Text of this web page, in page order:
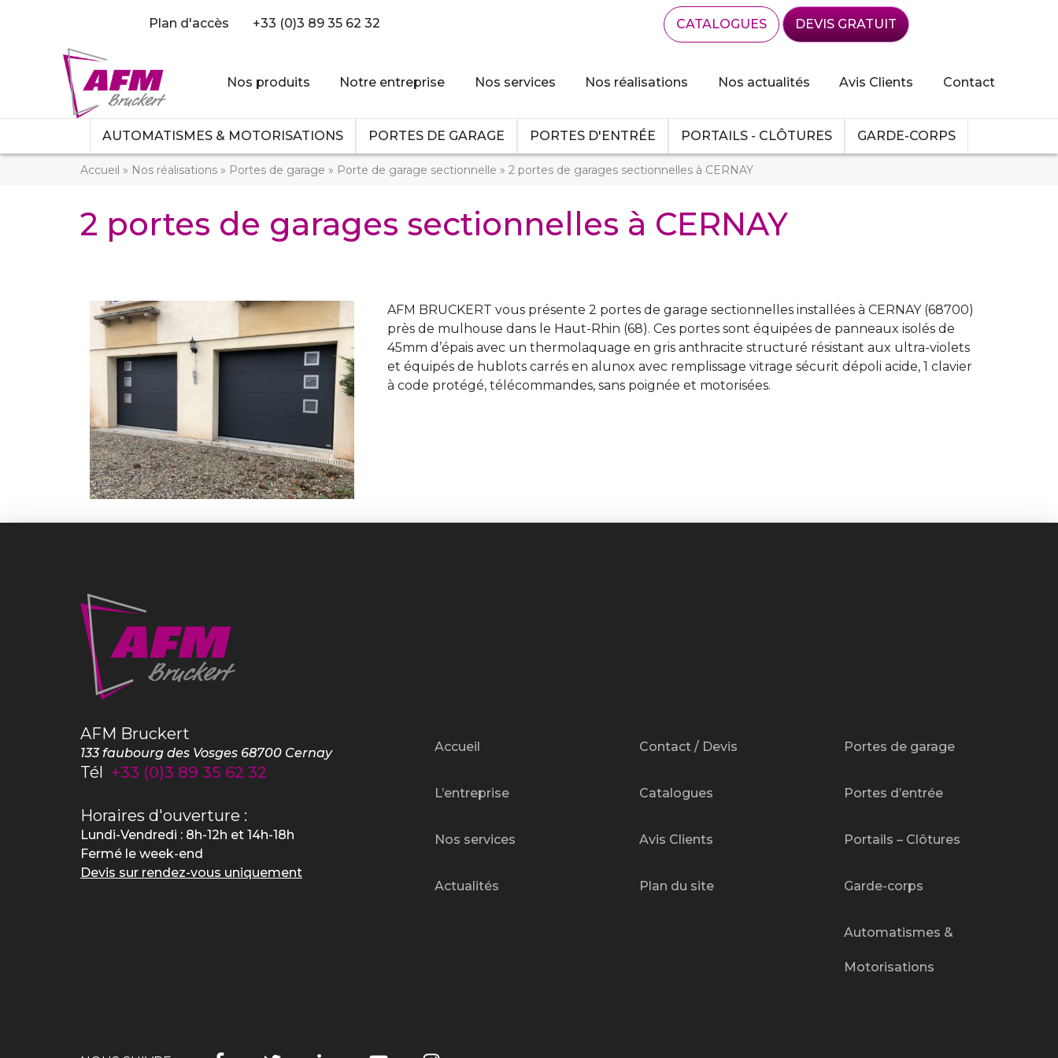
Plan d'accès +33 (0)3 89 35 62 32 CATALOGUES DEVIS GRATUIT
Nos produits Notre entreprise Nos services Nos réalisations Nos actualités Avis Clients Contact
AUTOMATISMES & MOTORISATIONS PORTES DE GARAGE PORTES D'ENTRÉE PORTAILS - CLÔTURES GARDE-CORPS
Accueil » Nos réalisations » Portes de garage » Porte de garage sectionnelle » 2 portes de garages sectionnelles à CERNAY
2 portes de garages sectionnelles à CERNAY
AFM BRUCKERT vous présente 2 portes de garage sectionnelles installées à CERNAY (68700)
près de mulhouse dans le Haut-Rhin (68). Ces portes sont équipées de panneaux isolés de
45mm d’épais avec un thermolaquage en gris anthracite structuré résistant aux ultra-violets
et équipés de hublots carrés en alunox avec remplissage vitrage sécurit dépoli acide, 1 clavier
à code protégé, télécommandes, sans poignée et motorisées.
AFM Bruckert
133 faubourg des Vosges 68700 Cernay
Tél +33 (0)3 89 35 62 32
Horaires d'ouverture :
Lundi-Vendredi : 8h-12h et 14h-18h
Fermé le week-end
Devis sur rendez-vous uniquement
Accueil
L’entreprise
Nos services
Actualités
Contact / Devis
Catalogues
Avis Clients
Plan du site
Portes de garage
Portes d’entrée
Portails – Clôtures
Garde-corps
Automatismes &
Motorisations